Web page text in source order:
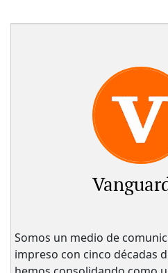
Somos un medio de
impreso con cinco décadas